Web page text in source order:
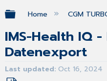
Expand/
Home CGM
IMS-Health IQ -
Datenexport
Last updated Oct 16, 2024